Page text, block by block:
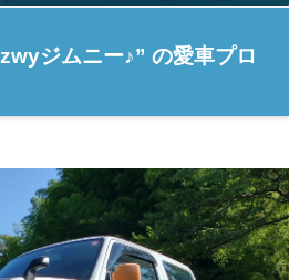
ジムニー♪” の愛車プロ